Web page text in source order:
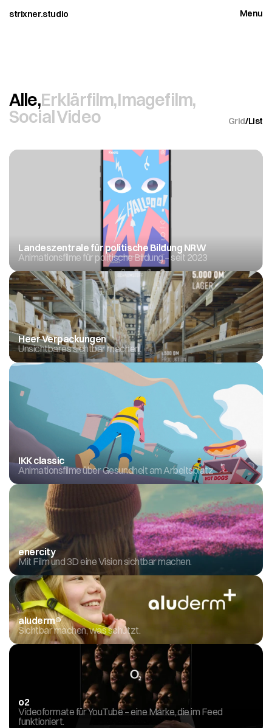
strixner.studio Menu
Alle,Erklärfilm,Imagefilm,
Social Video
Grid/List
Landeszentrale für politische Bildung NRW
Animationsfilme für politische Bildung – seit 2023
Heer Verpackungen
Unsichtbares sichtbar machen.
IKK classic
Animationsfilme über Gesundheit am Arbeitsplatz
enercity
Mit Film und 3D eine Vision sichtbar machen.
aluderm®
Sichtbar machen, was schützt.
o2
Videoformate für YouTube – eine Marke, die im Feed
funktioniert.